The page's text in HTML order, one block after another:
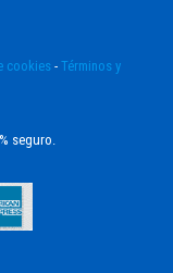
cookies - Términos y
seguro.